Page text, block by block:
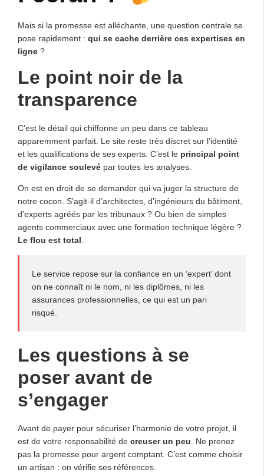
Mais si la promesse est alléchante, une question centrale se
pose rapidement : qui se cache derrière ces expertises en
ligne ?
Le point noir de la
transparence
C’est le détail qui chiffonne un peu dans ce tableau
apparemment parfait. Le site reste très discret sur l’identité
et les qualifications de ses experts. C’est le principal point
de vigilance soulevé par toutes les analyses.
On est en droit de se demander qui va juger la structure de
notre cocon. S’agit-il d’architectes, d’ingénieurs du bâtiment,
d’experts agréés par les tribunaux ? Ou bien de simples
agents commerciaux avec une formation technique légère ?
Le flou est total
Le service repose sur la confiance en un ‘expert’ dont
on ne connaît ni le nom, ni les diplômes, ni les
assurances professionnelles, ce qui est un pari
risqué.
Les questions à se
poser avant de
s’engager
Avant de payer pour sécuriser l’harmonie de votre projet, il
est de votre responsabilité de creuser un peu . Ne prenez
pas la promesse pour argent comptant. C’est comme choisir
un artisan : on vérifie ses références.